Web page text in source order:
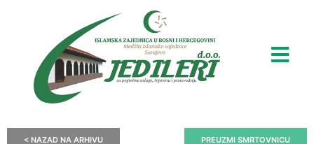
< NAZAD NA ARHIVU PREUZMI SMRTOVNICU